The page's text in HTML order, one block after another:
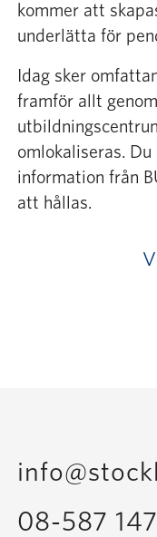
kommer att
underlätta för
Idag sker
framför allt
omlokaliseras.
information från
att hållas.
08-587